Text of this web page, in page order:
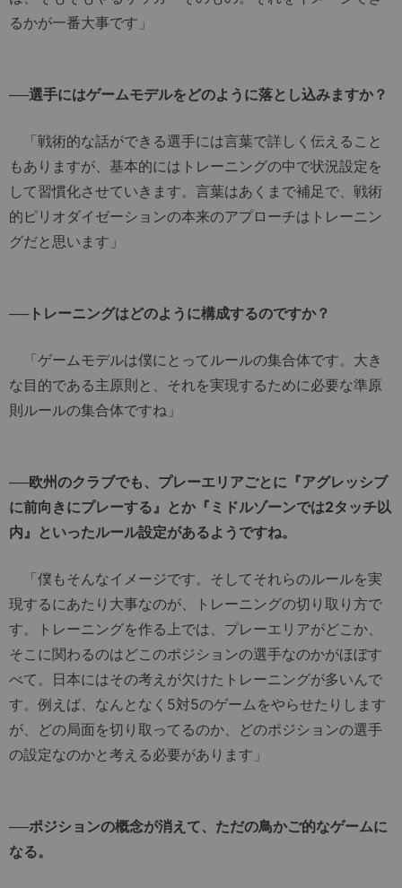
るかが一番大事です」
──選手にはゲームモデルをどのように落とし込みますか？
「戦術的な話ができる選手には言葉で詳しく伝えること
もありますが、基本的にはトレーニングの中で状況設定を
して習慣化させていきます。言葉はあくまで補足で、戦術
的ピリオダイゼーションの本来のアプローチはトレーニン
グだと思います」
──トレーニングはどのように構成するのですか？
「ゲームモデルは僕にとってルールの集合体です。大き
な目的である主原則と、それを実現するために必要な準原
則ルールの集合体ですね」
──欧州のクラブでも、プレーエリアごとに『アグレッシブ
に前向きにプレーする』とか『ミドルゾーンでは2タッチ以
内』といったルール設定があるようですね。
「僕もそんなイメージです。そしてそれらのルールを実
現するにあたり大事なのが、トレーニングの切り取り方で
す。トレーニングを作る上では、プレーエリアがどこか、
そこに関わるのはどこのポジションの選手なのかがほぼす
べて。日本にはその考えが欠けたトレーニングが多いんで
す。例えば、なんとなく5対5のゲームをやらせたりします
が、どの局面を切り取ってるのか、どのポジションの選手
の設定なのかと考える必要があります」
──ポジションの概念が消えて、ただの鳥かご的なゲームに
なる。